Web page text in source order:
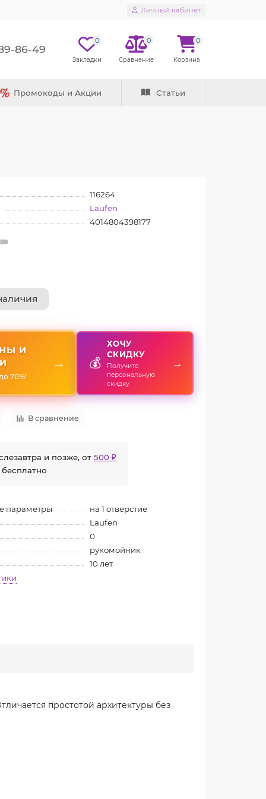
Личный кабинет
86-49
0 0 0
Промокоды и Акции Статьи
116264
Laufen
4014804398177
И
70%!
→ 💰
ХОЧУ
СКИДКУ
Получите
персональную
скидку
→
В сравнение
и позже, от500 ₽
параметры
на 1 отверстие
Laufen
0
рукомойник
10 лет
простотой архитектуры без